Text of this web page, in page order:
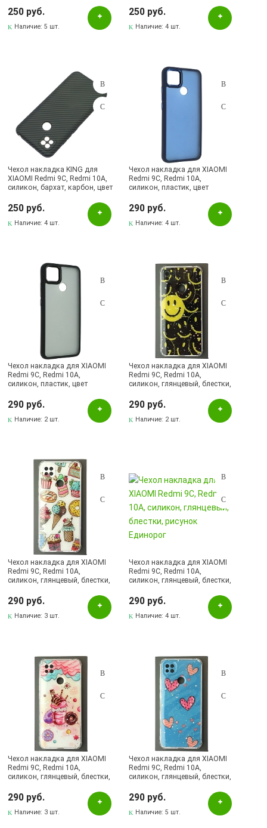
250 руб.
Наличие:5 шт.
250 руб.
Наличие:4 шт.
Чехол накладка KING для
XIAOMI Redmi 9C, Redmi 10A,
силикон, бархат, карбон, цвет
250 руб.
Наличие:4 шт.
Чехол накладка для XIAOMI
Redmi 9C, Redmi 10A,
силикон, пластик, цвет
290 руб.
Наличие:4 шт.
Чехол накладка для XIAOMI
Redmi 9C, Redmi 10A,
силикон, пластик, цвет
290 руб.
Наличие: 2 шт.
Чехол накладка для XIAOMI
Redmi 9C, Redmi 10A,
силикон, глянцевый, блестки,
290 руб.
Наличие: 2 шт.
Чехол накладка для XIAOMI
Redmi 9C, Redmi 10A,
силикон, глянцевый, блестки,
пончики
290 руб.
Наличие: 3 шт.
Чехол накладка для XIAOMI
Redmi 9C, Redmi 10A,
силикон, глянцевый, блестки,
290 руб.
Наличие:4 шт.
Чехол накладка для XIAOMI
Redmi 9C, Redmi 10A,
силикон, глянцевый, блестки,
290 руб.
Наличие: 3 шт.
Чехол накладка для XIAOMI
Redmi 9C, Redmi 10A,
силикон, глянцевый, блестки,
290 руб.
Наличие:5 шт.